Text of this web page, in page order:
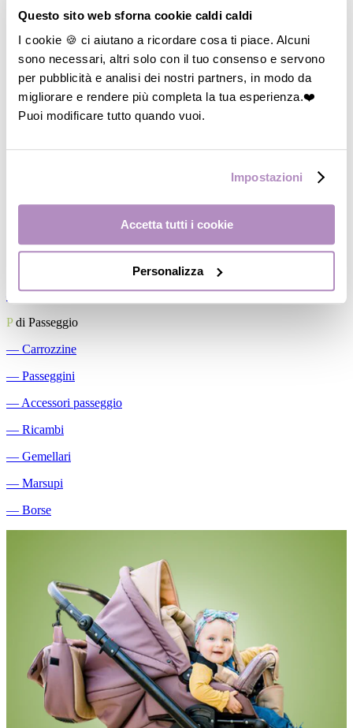
Questo sito web sforna cookie caldi caldi
I cookie 🍪 ci aiutano a ricordare cosa ti piace. Alcuni
sono necessari, altri solo con il tuo consenso e servono
per pubblicità e analisi dei nostri partners, in modo da
migliorare e rendere più completa la tua esperienza.❤️
Puoi modificare tutto quando vuoi.
Impostazioni
Accetta tutti i cookie
Personalizza
―Vedi tutto
Pdi Passeggio
― Carrozzine
― Passeggini
― Accessori passeggio
― Ricambi
― Gemellari
― Marsupi
― Borse